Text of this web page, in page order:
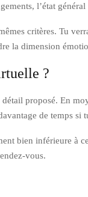
l’état général
critères. Tu
la dimension
?
proposé. En
de temps si
bien inférieure
vous.